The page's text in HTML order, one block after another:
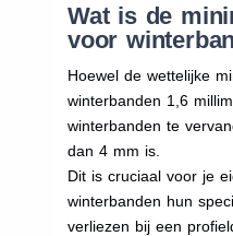
Wat is de
voor
Hoewel de wettelijke
winterbanden 1,6
winterbanden te
dan 4 mm is.
Dit is cruciaal voor je
winterbanden hun
verliezen bij een